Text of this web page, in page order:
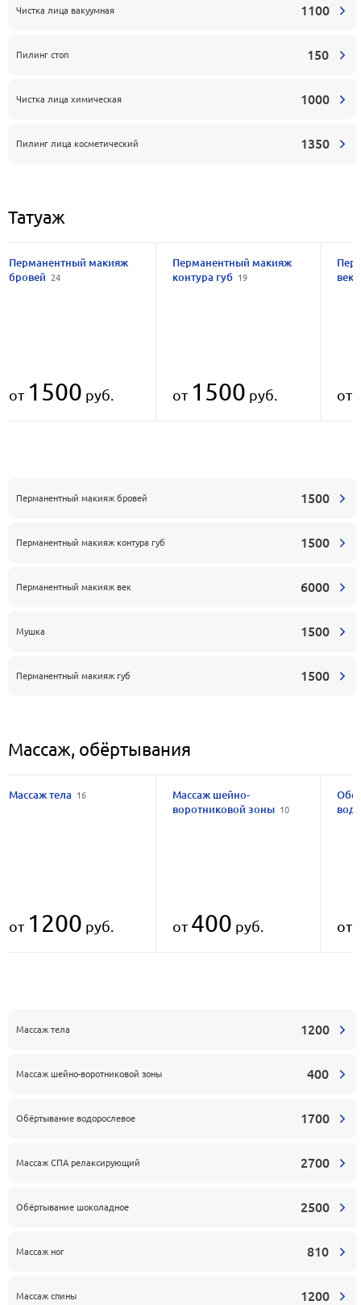
Чистка лица вакуумная 1100
Пилинг стоп 150
Чистка лица химическая 1000
Пилинг лица косметический 1350
Татуаж
Перманентный макияж бровей 1500
Перманентный макияж контура губ 1500
Перманентный макияж век 6000
Мушка 1500
Перманентный макияж губ 1500
Перманентный макияж
бровей
24
Перманентный макияж
контура губ 19
век
от 1500 руб. от 1500 руб. от
Массаж, обёртывания
Массаж тела 1200
Массаж шейно-воротниковой зоны 400
Обёртывание водорослевое 1700
Массаж СПА релаксирующий 2700
Обёртывание шоколадное 2500
Массаж ног 810
Массаж спины 1200
Массаж тела 16
Массаж шейно-
воротниковой зоны 10
от 1200 руб. от 400 руб. от